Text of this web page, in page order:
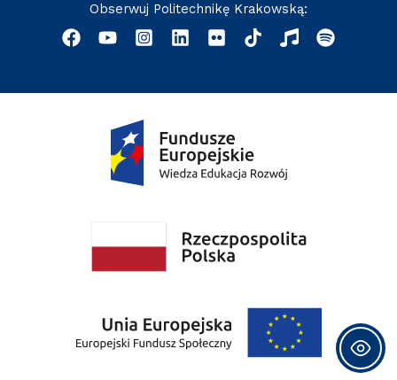
Obserwuj Politechnikę Krakowską: